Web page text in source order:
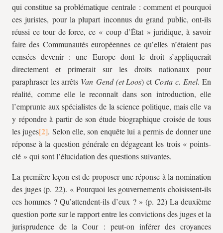
qui constitue sa problématique centrale : comment et pourquoi
ces juristes, pour la plupart inconnus du grand public, ont-ils
réussi ce tour de force, ce « coup d’État » juridique, à savoir
faire des Communautés européennes ce qu’elles n’étaient pas
censées devenir : une Europe dont le droit s’appliquerait
directement et primerait sur les droits nationaux pour
paraphraser les arrêts Van Gend (et Loos) et Costa c. Enel. En
réalité, comme elle le reconnaît dans son introduction, elle
l’emprunte aux spécialistes de la science politique, mais elle va
y répondre à partir de son étude biographique croisée de tous
les juges
. Selon elle, son enquête lui a permis de donner une
réponse à la question générale en dégageant les trois « points-
clé » qui sont l’élucidation des questions suivantes.
La première leçon est de proposer une réponse à la nomination
des juges (p. 22). « Pourquoi les gouvernements choisissent-ils
ces hommes ? Qu’attendent-ils d’eux ? » (p. 22) La deuxième
question porte sur le rapport entre les convictions des juges et la
jurisprudence de la Cour : peut-on inférer des croyances